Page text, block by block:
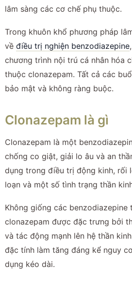
lâm sàng các cơ chế phụ thuộc.
Trong khuôn khổ phương pháp
về điều trị nghiện benzodiazepine
chương trình nội trú cá nhân hóa
thuộc clonazepam. Tất cả các
bảo mật và không ràng buộc.
Clonazepam là gì
Clonazepam là một
chống co giật, giải lo âu và an
dụng trong điều trị động kinh, rối
loạn và một số tình trạng thần
Không giống các benzodiazepine
clonazepam được đặc trưng bởi
và tác động mạnh lên hệ thần
đặc tính làm tăng đáng kể nguy
dụng kéo dài.